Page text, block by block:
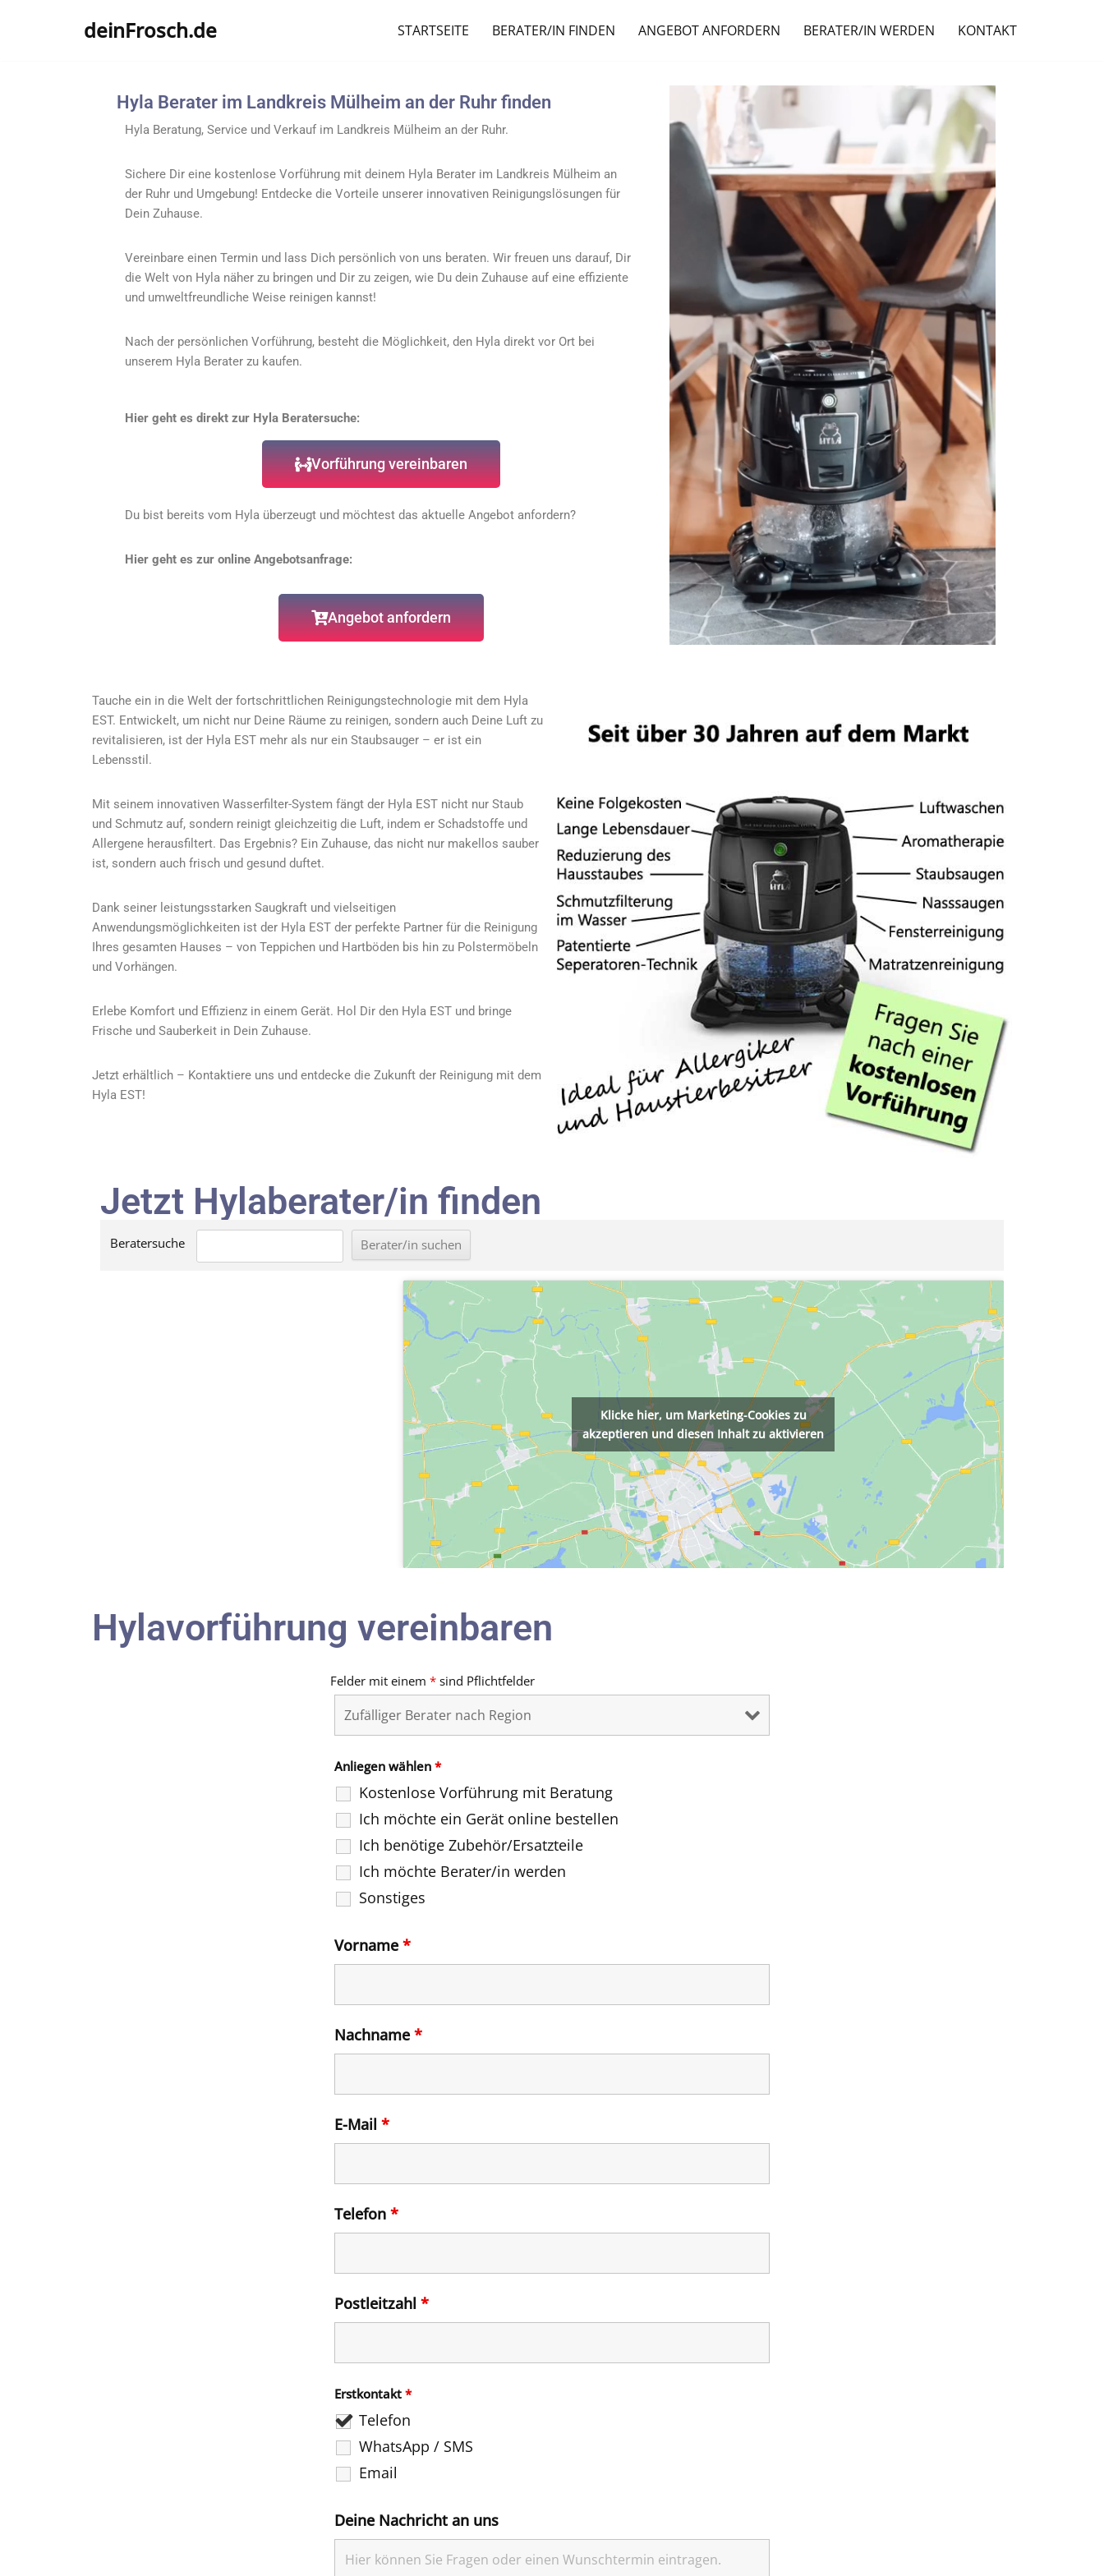
deinFrosch.de STARTSEITE BERATER/IN FINDEN ANGEBOT ANFORDERN BERATER/IN WERDEN KONTAKT
Hyla Berater im Landkreis Mülheim an der Ruhr finden
Hyla Beratung, Service und Verkauf im Landkreis Mülheim an der Ruhr.
Sichere Dir eine kostenlose Vorführung mit deinem Hyla Berater im Landkreis Mülheim an
der Ruhr und Umgebung! Entdecke die Vorteile unserer innovativen Reinigungslösungen für
Dein Zuhause.
Vereinbare einen Termin und lass Dich persönlich von uns beraten. Wir freuen uns darauf, Dir
die Welt von Hyla näher zu bringen und Dir zu zeigen, wie Du dein Zuhause auf eine effiziente
und umweltfreundliche Weise reinigen kannst!
Nach der persönlichen Vorführung, besteht die Möglichkeit, den Hyla direkt vor Ort bei
unserem Hyla Berater zu kaufen.
Hier geht es direkt zur Hyla Beratersuche:
Vorführung vereinbaren
Du bist bereits vom Hyla überzeugt und möchtest das aktuelle Angebot anfordern?
Hier geht es zur online Angebotsanfrage:
Angebot anfordern
Tauche ein in die Welt der fortschrittlichen Reinigungstechnologie mit dem Hyla
EST. Entwickelt, um nicht nur Deine Räume zu reinigen, sondern auch Deine Luft zu
revitalisieren, ist der Hyla EST mehr als nur ein Staubsauger – er ist ein
Lebensstil.
Mit seinem innovativen Wasserfilter-System fängt der Hyla EST nicht nur Staub
und Schmutz auf, sondern reinigt gleichzeitig die Luft, indem er Schadstoffe und
Allergene herausfiltert. Das Ergebnis? Ein Zuhause, das nicht nur makellos sauber
ist, sondern auch frisch und gesund duftet.
Dank seiner leistungsstarken Saugkraft und vielseitigen
Anwendungsmöglichkeiten ist der Hyla EST der perfekte Partner für die Reinigung
Ihres gesamten Hauses – von Teppichen und Hartböden bis hin zu Polstermöbeln
und Vorhängen.
Erlebe Komfort und Effizienz in einem Gerät. Hol Dir den Hyla EST und bringe
Frische und Sauberkeit in Dein Zuhause.
Jetzt erhältlich – Kontaktiere uns und entdecke die Zukunft der Reinigung mit dem
Hyla EST!
Jetzt Hylaberater/in finden
Beratersuche
Klicke hier, um Marketing-Cookies zu
akzeptieren und diesen Inhalt zu aktivieren
Hylavorführung vereinbaren
Felder mit einem * sind Pflichtfelder
Anliegen wählen *
Kostenlose Vorführung mit Beratung
Ich möchte ein Gerät online bestellen
Ich benötige Zubehör/Ersatzteile
Ich möchte Berater/in werden
Sonstiges
Vorname *
Nachname *
E-Mail *
Telefon *
Postleitzahl *
Erstkontakt *
Telefon
WhatsApp / SMS
Email
Deine Nachricht an uns